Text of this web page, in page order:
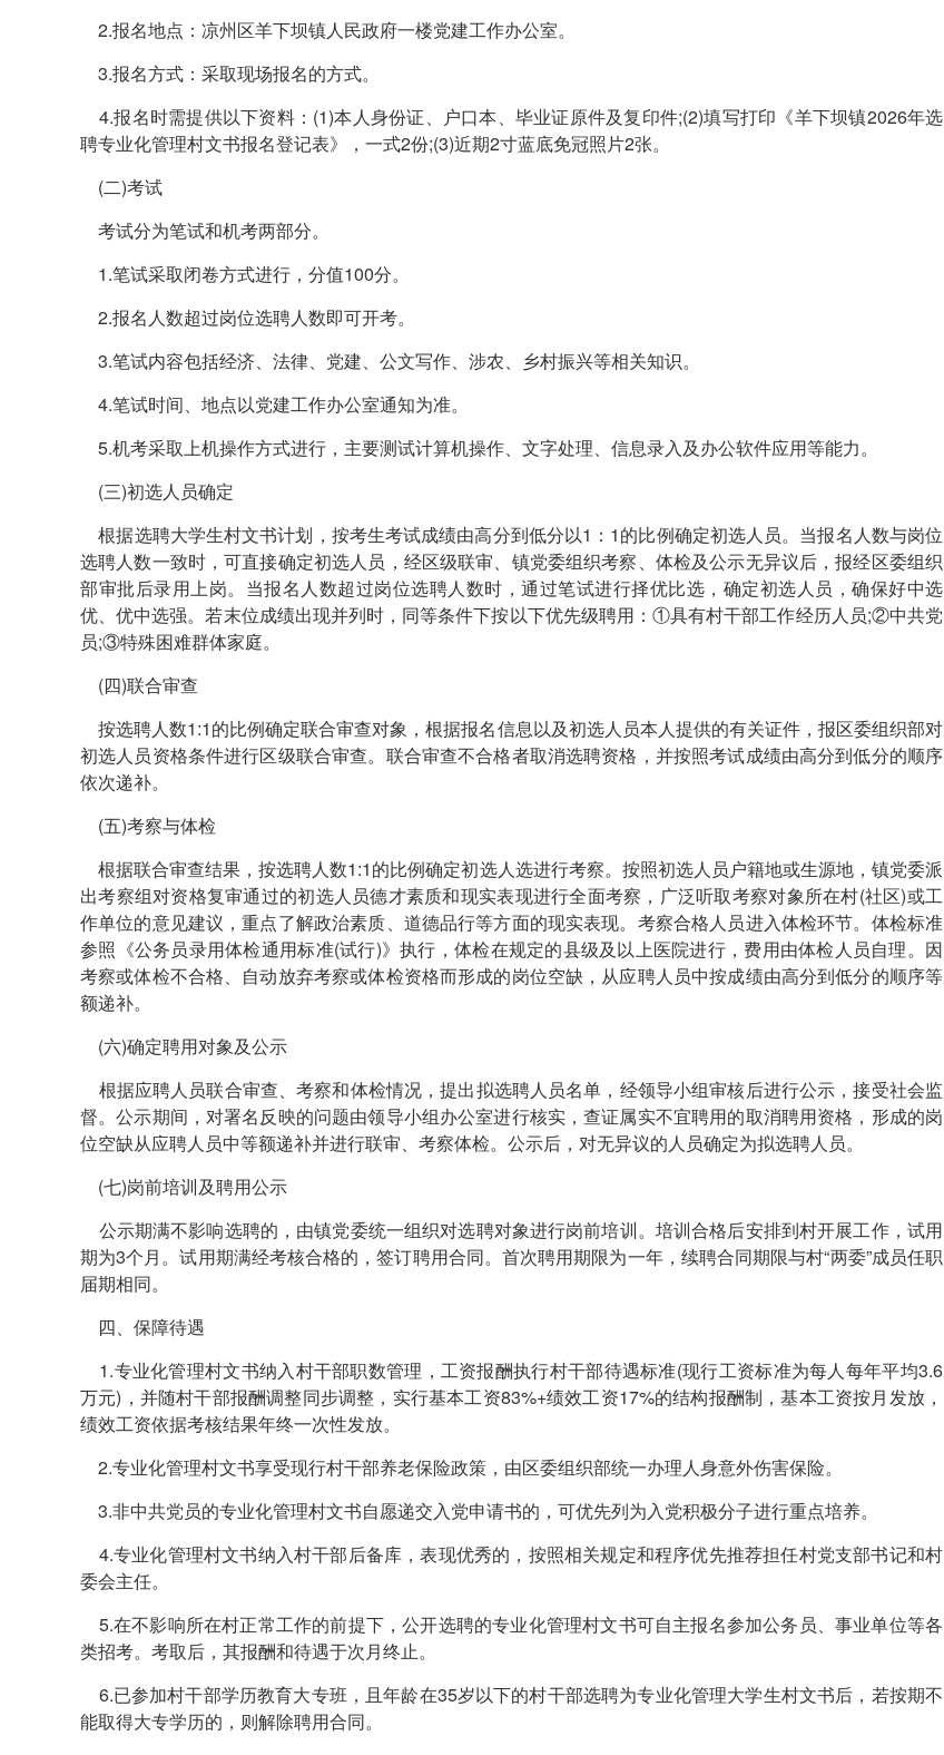
2.报名地点：凉州区羊下坝镇人民政府一楼党建工作办公室。
3.报名方式：采取现场报名的方式。
4.报名时需提供以下资料：(1)本人身份证、户口本、毕业证原件及复印件;(2)填写打印《羊下坝镇2026年选
聘专业化管理村文书报名登记表》，一式2份;(3)近期2寸蓝底免冠照片2张。
(二)考试
考试分为笔试和机考两部分。
1.笔试采取闭卷方式进行，分值100分。
2.报名人数超过岗位选聘人数即可开考。
3.笔试内容包括经济、法律、党建、公文写作、涉农、乡村振兴等相关知识。
4.笔试时间、地点以党建工作办公室通知为准。
5.机考采取上机操作方式进行，主要测试计算机操作、文字处理、信息录入及办公软件应用等能力。
(三)初选人员确定
根据选聘大学生村文书计划，按考生考试成绩由高分到低分以1：1的比例确定初选人员。当报名人数与岗位
选聘人数一致时，可直接确定初选人员，经区级联审、镇党委组织考察、体检及公示无异议后，报经区委组织
部审批后录用上岗。当报名人数超过岗位选聘人数时，通过笔试进行择优比选，确定初选人员，确保好中选
优、优中选强。若末位成绩出现并列时，同等条件下按以下优先级聘用：①具有村干部工作经历人员;②中共党
员;③特殊困难群体家庭。
(四)联合审查
按选聘人数1:1的比例确定联合审查对象，根据报名信息以及初选人员本人提供的有关证件，报区委组织部对
初选人员资格条件进行区级联合审查。联合审查不合格者取消选聘资格，并按照考试成绩由高分到低分的顺序
依次递补。
(五)考察与体检
根据联合审查结果，按选聘人数1:1的比例确定初选人选进行考察。按照初选人员户籍地或生源地，镇党委派
出考察组对资格复审通过的初选人员德才素质和现实表现进行全面考察，广泛听取考察对象所在村(社区)或工
作单位的意见建议，重点了解政治素质、道德品行等方面的现实表现。考察合格人员进入体检环节。体检标准
参照《公务员录用体检通用标准(试行)》执行，体检在规定的县级及以上医院进行，费用由体检人员自理。因
考察或体检不合格、自动放弃考察或体检资格而形成的岗位空缺，从应聘人员中按成绩由高分到低分的顺序等
额递补。
(六)确定聘用对象及公示
根据应聘人员联合审查、考察和体检情况，提出拟选聘人员名单，经领导小组审核后进行公示，接受社会监
督。公示期间，对署名反映的问题由领导小组办公室进行核实，查证属实不宜聘用的取消聘用资格，形成的岗
位空缺从应聘人员中等额递补并进行联审、考察体检。公示后，对无异议的人员确定为拟选聘人员。
(七)岗前培训及聘用公示
公示期满不影响选聘的，由镇党委统一组织对选聘对象进行岗前培训。培训合格后安排到村开展工作，试用
期为3个月。试用期满经考核合格的，签订聘用合同。首次聘用期限为一年，续聘合同期限与村“两委”成员任职
届期相同。
四、保障待遇
1.专业化管理村文书纳入村干部职数管理，工资报酬执行村干部待遇标准(现行工资标准为每人每年平均3.6
万元)，并随村干部报酬调整同步调整，实行基本工资83%+绩效工资17%的结构报酬制，基本工资按月发放，
绩效工资依据考核结果年终一次性发放。
2.专业化管理村文书享受现行村干部养老保险政策，由区委组织部统一办理人身意外伤害保险。
3.非中共党员的专业化管理村文书自愿递交入党申请书的，可优先列为入党积极分子进行重点培养。
4.专业化管理村文书纳入村干部后备库，表现优秀的，按照相关规定和程序优先推荐担任村党支部书记和村
委会主任。
5.在不影响所在村正常工作的前提下，公开选聘的专业化管理村文书可自主报名参加公务员、事业单位等各
类招考。考取后，其报酬和待遇于次月终止。
6.已参加村干部学历教育大专班，且年龄在35岁以下的村干部选聘为专业化管理大学生村文书后，若按期不
能取得大专学历的，则解除聘用合同。